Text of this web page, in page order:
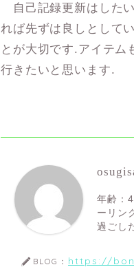
自己記録更新はした
れば先ずは良しとして
とが大切です.アイテム
行きたいと思います.
年齢：
ーリン
過ごし
BLOG： https://